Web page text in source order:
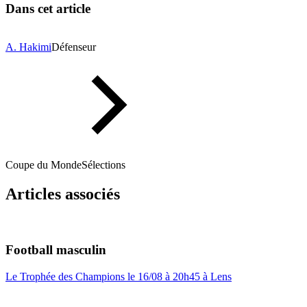
Dans cet article
A. HakimiDéfenseur
Coupe du MondeSélections
Articles associés
Football masculin
Le Trophée des Champions le 16/08 à 20h45 à Lens